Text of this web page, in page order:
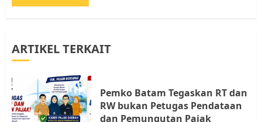
ARTIKEL TERKAIT
Pemko Batam Tegaskan RT dan
RW bukan Petugas Pendataan
dan Pemungutan Pajak
4
Warga Rempang Ajukan
Resahkan Warga
JULI 17, 2026 0